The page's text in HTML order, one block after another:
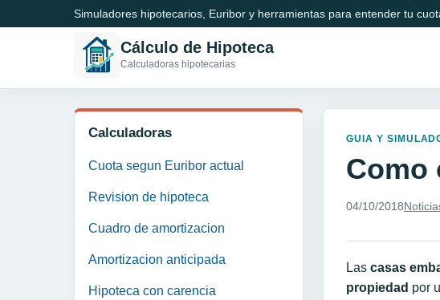
Simuladores hipotecarios, Euribor y herramientas para entender tu
Cálculo de Hipoteca
Calculadoras hipotecarias
Calculadoras
Cuota segun Euribor actual
Revision de hipoteca
Cuadro de amortizacion
Amortizacion anticipada
Hipoteca con carencia
GUIA Y
Como
04/10/2018
Las casas
propiedad por